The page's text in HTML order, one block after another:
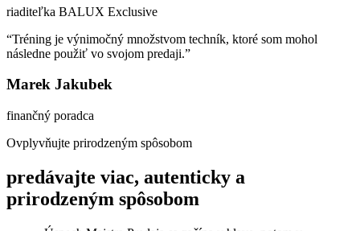
riaditeľka BALUX Exclusive
“Tréning je výnimočný množstvom techník, ktoré som mohol
následne použiť vo svojom predaji.”
Marek Jakubek
finančný poradca
Ovplyvňujte prirodzeným spôsobom
predávajte viac, autenticky a
prirodzeným spôsobom